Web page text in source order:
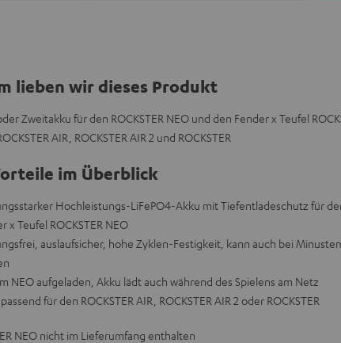
lieben wir dieses Produkt
Zweitakku für den ROCKSTER NEO und den Fender x Teufel
AIR, ROCKSTER AIR 2 und ROCKSTER
im Überblick
Hochleistungs-LiFePO4-Akku mit Tiefentladeschutz für
x Teufel ROCKSTER NEO
auslaufsicher, hohe Zyklen-Festigkeit, kann auch bei
NEO aufgeladen, Akku lädt auch während des Spielens am Netz
für den ROCKSTER AIR, ROCKSTER AIR 2 oder ROCKSTER
NEO nicht im Lieferumfang enthalten